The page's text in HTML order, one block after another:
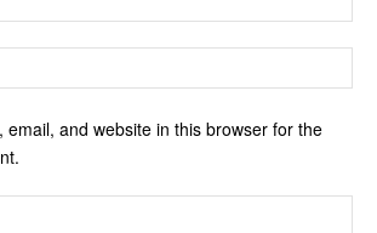
email, and website in this browser for the